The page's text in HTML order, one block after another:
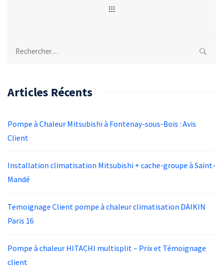
Rechercher :
Articles Récents
Pompe à Chaleur Mitsubishi à Fontenay-sous-Bois : Avis
Client
Installation climatisation Mitsubishi + cache-groupe à Saint-
Mandé
Temoignage Client pompe à chaleur climatisation DAIKIN
Paris 16
Pompe à chaleur HITACHI multisplit – Prix et Témoignage
client